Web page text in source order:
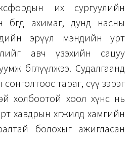
их сургуулийн
ахимаг, дунд насны
эрүүл мэндийн урт
авч үзэхийн сацуу
бөглүүлжээ. Судалгаанд
тараг, сүү зэрэг
холбоотой хоол хүнс нь
хавдрын хөгжилд хамгийн
болохыг ажигласан